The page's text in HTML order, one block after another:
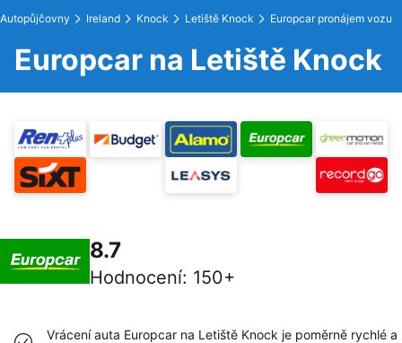
Autopůjčovny Ireland Knock Letiště Knock Europcar pronájem vozu
Europcar na Letiště Knock
8.7
Hodnocení: 150+
Vrácení auta Europcar na Letiště Knock je poměrně rychlé a